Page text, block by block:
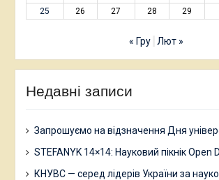
25 26 27 28 29
« Гру Лют »
Недавні записи
Запрошуємо на відзначення Дня
STEFANYK 14×14: Науковий пікнік Open
КНУВС — серед лідерів України за